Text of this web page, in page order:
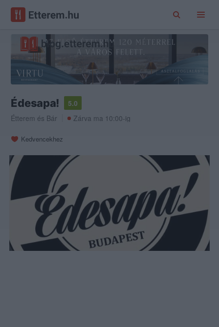
Édesapa!
5.0
Étterem és Bár Zárva ma 10:00-ig
Kedvencekhez